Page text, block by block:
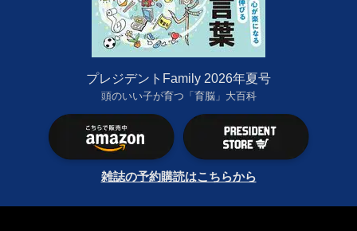
プレジデントFamily 2026年夏号
頭のいい子が育つ「育脳」大百科
雑誌の予約購読はこちらから